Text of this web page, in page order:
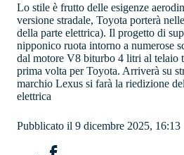
Lo stile è frutto delle esigenze
versione stradale, Toyota porterà
della parte elettrica). Il progetto di
nipponico ruota intorno a numerose
dal motore V8 biturbo 4 litri al telaio
prima volta per Toyota. Arriverà su
marchio Lexus si farà la riedizione
elettrica
Pubblicato il 9 dicembre 2025, 16:13